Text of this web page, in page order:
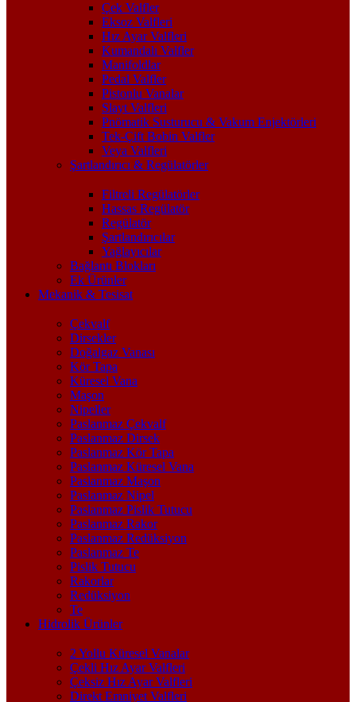
Çek Valfler
Eksoz Valfleri
Hız Ayar Valfleri
Kumandalı Valfler
Manifoldlar
Pedal Valfler
Pistonlu Vanalar
Slayt Valfleri
Pnömatik Susturucu & Vakum Enjektörleri
Tek-Çift Bobin Valfler
Veya Valfleri
Şartlandırıcı & Regülatörler
Filtreli Regülatörler
Hassas Regülatör
Regülatör
Şartlandırıcılar
Yağlayıcılar
Bağlantı Blokları
Ek Ürünler
Mekanik & Tesisat
Çekvalf
Dirsekler
Doğalgaz Vanası
Kör Tapa
Küresel Vana
Maşon
Nipeller
Paslanmaz Çekvalf
Paslanmaz Dirsek
Paslanmaz Kör Tapa
Paslanmaz Küresel Vana
Paslanmaz Maşon
Paslanmaz Nipel
Paslanmaz Pislik Tutucu
Paslanmaz Rakor
Paslanmaz Redüksiyon
Paslanmaz Te
Pislik Tutucu
Rakorlar
Redüksiyon
Te
Hidrolik Ürünler
2 Yollu Küresel Vanalar
Çekli Hız Ayar Valfleri
Çeksiz Hız Ayar Valfleri
Direkt Emniyet Valfleri